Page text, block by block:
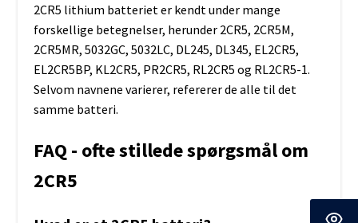
2CR5 lithium batteriet er kendt under mange
forskellige betegnelser, herunder 2CR5, 2CR5M,
2CR5MR, 5032GC, 5032LC, DL245, DL345, EL2CR5,
EL2CR5BP, KL2CR5, PR2CR5, RL2CR5 og RL2CR5-1.
Selvom navnene varierer, refererer de alle til det
samme batteri.
FAQ - ofte stillede spørgsmål om
2CR5